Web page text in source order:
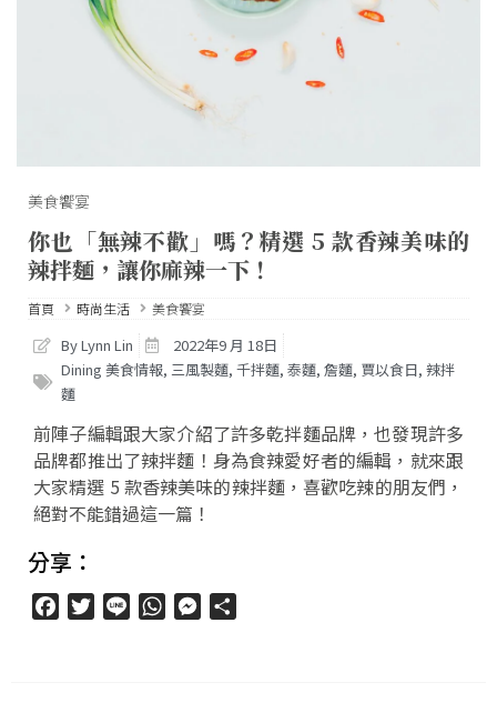
美食饗宴
你也「無辣不歡」嗎？精選 5 款香辣美味的
辣拌麵，讓你麻辣一下！
首頁 時尚生活 美食饗宴
By Lynn Lin
2022年9 月 18日
Dining 美食情報, 三風製麵, 千拌麵, 泰麵, 詹麵, 賈以食日, 辣拌
麵
前陣子編輯跟大家介紹了許多乾拌麵品牌，也發現許多
品牌都推出了辣拌麵！身為食辣愛好者的編輯，就來跟
大家精選 5 款香辣美味的辣拌麵，喜歡吃辣的朋友們，
絕對不能錯過這一篇！
分享：
FacebookTwitter
Line WhatsAppMessenger